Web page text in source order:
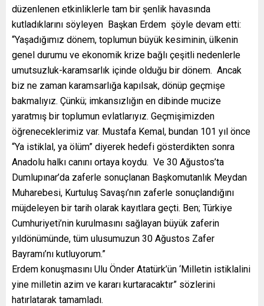
düzenlenen etkinliklerle tam bir şenlik havasında
kutladıklarını söyleyen Başkan Erdem şöyle devam etti:
“Yaşadığımız dönem, toplumun büyük kesiminin, ülkenin
genel durumu ve ekonomik krize bağlı çeşitli nedenlerle
umutsuzluk-karamsarlık içinde olduğu bir dönem. Ancak
biz ne zaman karamsarlığa kapılsak, dönüp geçmişe
bakmalıyız. Çünkü; imkansızlığın en dibinde mucize
yaratmış bir toplumun evlatlarıyız. Geçmişimizden
öğreneceklerimiz var. Mustafa Kemal, bundan 101 yıl önce
“Ya istiklal, ya ölüm” diyerek hedefi gösterdikten sonra
Anadolu halkı canını ortaya koydu. Ve 30 Ağustos’ta
Dumlupınar’da zaferle sonuçlanan Başkomutanlık Meydan
Muharebesi, Kurtuluş Savaşı’nın zaferle sonuçlandığını
müjdeleyen bir tarih olarak kayıtlara geçti. Ben; Türkiye
Cumhuriyeti’nin kurulmasını sağlayan büyük zaferin
yıldönümünde, tüm ulusumuzun 30 Ağustos Zafer
Bayramı’nı kutluyorum.”
Erdem konuşmasını Ulu Önder Atatürk’ün ‘Milletin istiklalini
yine milletin azim ve kararı kurtaracaktır” sözlerini
hatırlatarak tamamladı.